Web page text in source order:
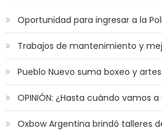
Oportunidad para ingresar a la
Trabajos de mantenimiento y
Pueblo Nuevo suma boxeo y
OPINIÓN: ¿Hasta cuándo vamos
Oxbow Argentina brindó talleres